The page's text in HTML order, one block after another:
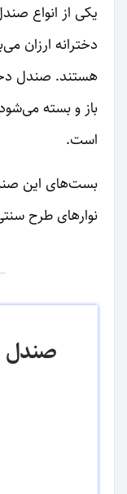
یکی از انواع
دخترانه ارزان
باز و بسته
است.
بست‌های این
نوارهای طرح
صندل